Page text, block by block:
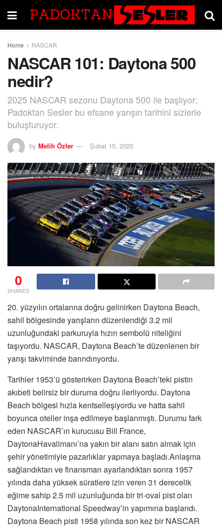
Home NASCAR
NASCAR 101: Daytona 500
nedir?
2025 NASCAR sezonu Daytona 500 ile başlıyor;
Padoktan Sesler bu efsane yarışın tarihini sizlerle
buluşturuyor.
by Melih Özler Şubat 15, 2025
0
SHARES
20. yüzyılın ortalarına doğru gelinirken Daytona Beach,
sahil bölgesinde yarışların düzenlendiği 3.2 mil
uzunluğundaki parkuruyla hızın sembolü niteliğini
taşıyordu. NASCAR, Daytona Beach’te düzenlenen bir
yarışı takviminde barındırıyordu.
Tarihler 1953’ü gösterirken Daytona Beach’teki pistin
akıbeti belirsiz bir duruma doğru ilerliyordu. Daytona
Beach bölgesi hızla kentselleşiyordu ve hatta sahil
boyunca oteller inşa edilmeye başlanmıştı. Durumu fark
eden NASCAR’ın kurucusu Bill France,
DaytonaHavalimanı’na yakın bir alanı satın almak için
şehir yönetimiyle pazarlıklar yapmaya başladı.Anlaşma
sağlandıktan ve finansman ayarlandıktan sonra 1957
yılında daha yüksek süratlere izin veren 31 derecelik
eğime sahip 2.5 mil uzunluğunda bir tri-oval pist olan
DaytonaInternational Speedway’in yapımına başlandı.
Daytona Beach pisti 1958 yılında son kez bir NASCAR